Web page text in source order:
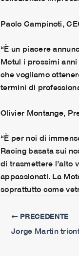
Paolo Campinoti,
“È un piacere
Motul i prossimi
che vogliamo
termini di
Olivier Montange,
“È per noi di
Racing basata sui
di trasmettere l’alto
appassionati. La
soprattutto come
PRECEDENTE